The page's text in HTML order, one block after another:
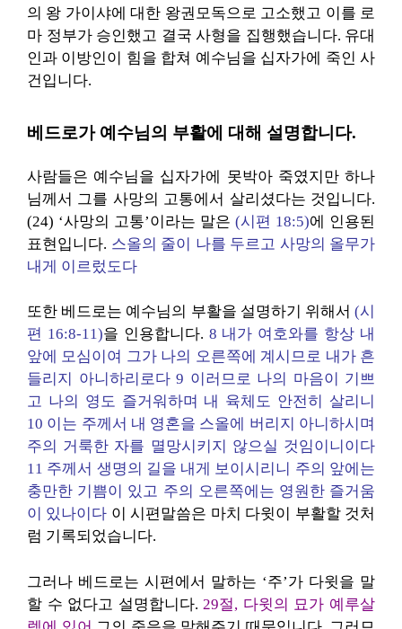
의 왕 가이샤에 대한 왕권모독으로 고소했고 이를 로
마 정부가 승인했고 결국 사형을 집행했습니다. 유대
인과 이방인이 힘을 합쳐 예수님을 십자가에 죽인 사
건입니다.
베드로가 예수님의 부활에 대해 설명합니다.
사람들은 예수님을 십자가에 못박아 죽였지만 하나
님께서 그를 사망의 고통에서 살리셨다는 것입니다.
(24) ‘사망의 고통’이라는 말은 (시편 18:5)에 인용된
표현입니다. 스올의 줄이 나를 두르고 사망의 올무가
내게 이르렀도다
또한 베드로는 예수님의 부활을 설명하기 위해서 (시
편 16:8-11)을 인용합니다. 8 내가 여호와를 항상 내
앞에 모심이여 그가 나의 오른쪽에 계시므로 내가 흔
들리지 아니하리로다 9 이러므로 나의 마음이 기쁘
고 나의 영도 즐거워하며 내 육체도 안전히 살리니
10 이는 주께서 내 영혼을 스올에 버리지 아니하시며
주의 거룩한 자를 멸망시키지 않으실 것임이니이다
11 주께서 생명의 길을 내게 보이시리니 주의 앞에는
충만한 기쁨이 있고 주의 오른쪽에는 영원한 즐거움
이 있나이다 이 시편말씀은 마치 다윗이 부활할 것처
럼 기록되었습니다.
그러나 베드로는 시편에서 말하는 ‘주’가 다윗을 말
할 수 없다고 설명합니다. 29절, 다윗의 묘가 예루살